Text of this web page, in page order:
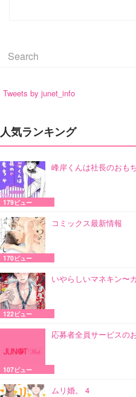
Tweets by junet_info
人気ランキング
峰岸くんは社長のおも
179ビュー
コミックス最新情報
170ビュー
いやらしいマネキン〜
122ビュー
応募者全員サービスの
107ビュー
ムリ婚。 4